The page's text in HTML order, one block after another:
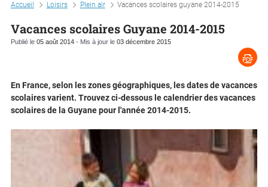
Accueil Loisirs Plein air Vacances scolaires guyane 2014-2015
Vacances scolaires Guyane 2014-2015
Publié le 05 août 2014 - Mis à jour le 03 décembre 2015
En France, selon les zones géographiques, les dates de vacances
scolaires varient. Trouvez ci-dessous le calendrier des vacances
scolaires de la Guyane pour l'année 2014-2015.